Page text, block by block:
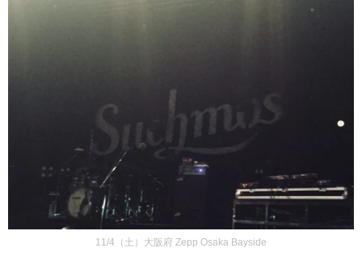
11/4（土）大阪府 Zepp Osaka Bayside